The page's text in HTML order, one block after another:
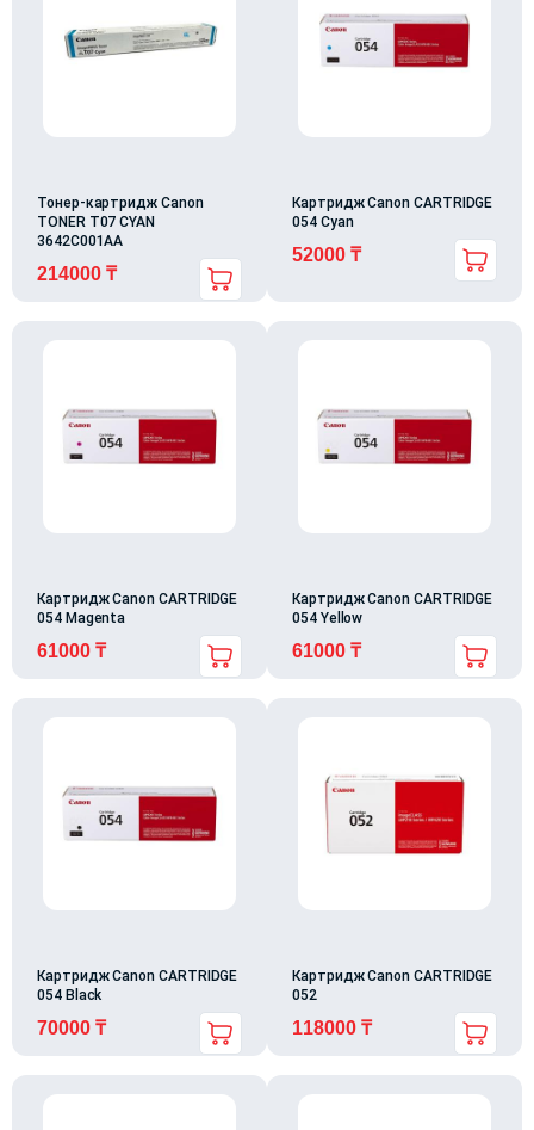
Тонер-картридж Canon
TONER T07 CYAN
3642C001AA
214000 ₸
Картридж Canon CARTRIDGE
054 Cyan
52000 ₸
Картридж Canon CARTRIDGE
054 Magenta
61000 ₸
Картридж Canon CARTRIDGE
054 Yellow
61000 ₸
Картридж Canon CARTRIDGE
054 Black
70000 ₸
Картридж Canon CARTRIDGE
052
118000 ₸